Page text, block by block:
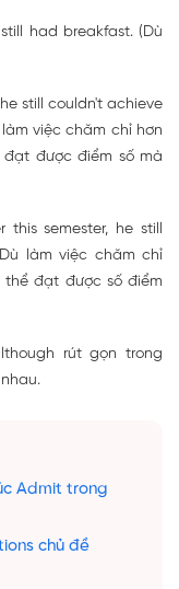
had breakfast. (Dù
still couldn't achieve
việc chăm chỉ hơn
được điểm số mà
semester, he still
làm việc chăm chỉ
thể đạt được số điểm
rút gọn trong
Admit trong
chủ đề